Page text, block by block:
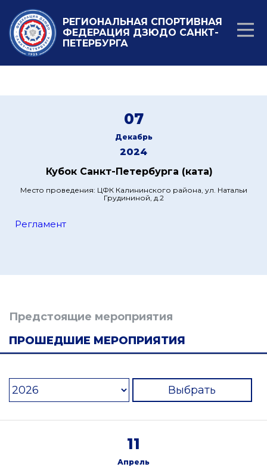
РЕГИОНАЛЬНАЯ СПОРТИВНАЯ
ФЕДЕРАЦИЯ ДЗЮДО САНКТ-
ПЕТЕРБУРГА
07
Декабрь
2024
Кубок Санкт-Петербурга (ката)
Место проведения: ЦФК Калининского района, ул. Натальи
Грудининой, д.2
Регламент
Предстоящие мероприятия
ПРОШЕДШИЕ МЕРОПРИЯТИЯ
Выбрать
11
Апрель